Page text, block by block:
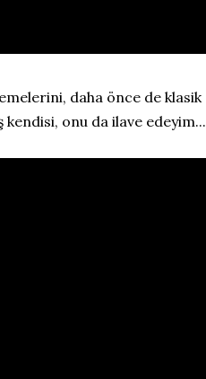
daha önce de klasik
onu da ilave edeyim...